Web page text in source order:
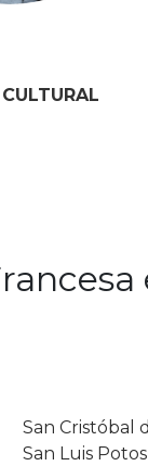
San Cristóbal
San Luis